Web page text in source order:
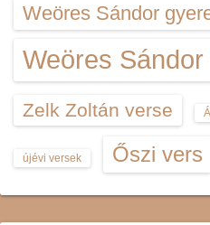
Weöres Sándor
Weöres
Zelk Zoltán verse
újévi versek Őszi vers